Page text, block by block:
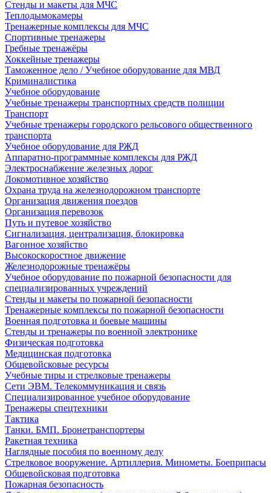
Стенды и макеты для МЧС
Теплодымокамеры
Тренажерные комплексы для МЧС
Спортивные тренажеры
Гребные тренажёры
Хоккейные тренажеры
Таможенное дело / Учебное оборудование для МВД
Криминалистика
Учебное оборудование
Учебные тренажеры транспортных средств полиции
Транспорт
Учебные тренажеры городского рельсового общественного
транспорта
Учебное оборудование для РЖД
Аппаратно-программные комплексы для РЖД
Электроснабжение железных дорог
Локомотивное хозяйство
Охрана труда на железнодорожном транспорте
Организация движения поездов
Организация перевозок
Путь и путевое хозяйство
Сигнализация, централизация, блокировка
Вагонное хозяйство
Высокоскоростное движение
Железнодорожные тренажёры
Учебное оборудование по пожарной безопасности для
специализированных учреждений
Стенды и макеты по пожарной безопасности
Тренажерные комплексы по пожарной безопасности
Военная подготовка и боевые машины
Стенды и тренажеры по военной электронике
Физическая подготовка
Медицинская подготовка
Общевойсковые ресурсы
Учебные тиры и стрелковые тренажеры
Сети ЭВМ. Телекоммуникация и связь
Специализированное учебное оборудование
Тренажеры спецтехники
Тактика
Танки. БМП. Бронетранспортеры
Ракетная техника
Наглядные пособия по военному делу
Стрелковое вооружение. Артиллерия. Минометы. Боеприпасы
Общевойсковая подготовка
Пожарная безопасность